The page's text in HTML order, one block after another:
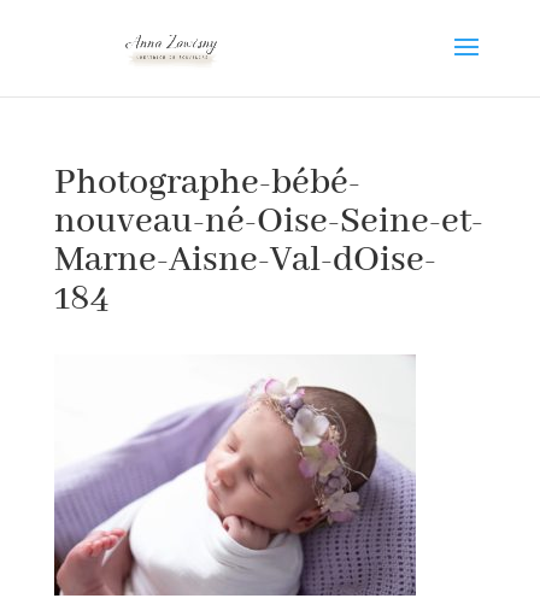
Photographe-bébé-
nouveau-né-Oise-Seine-et-
Marne-Aisne-Val-dOise-
184